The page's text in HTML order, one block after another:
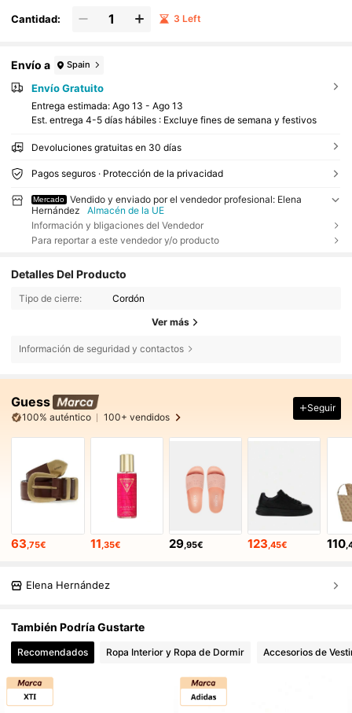
Cantidad: 3 Left
Envío a Spain
Envío Gratuito
Entrega estimada: Ago 13 - Ago 13
Est. entrega 4-5 días hábiles : Excluye fines de semana y festivos
Devoluciones gratuitas en 30 días
Pagos seguros · Protección de la privacidad
Mercado
Vendido y enviado por el vendedor profesional: Elena
Hernández
Almacén de la UE
Información y bligaciones del Vendedor
Para reportar a este vendedor y/o producto
Detalles Del Producto
Tipo de cierre: Cordón
Ver más
Información de seguridad y contactos
Guess
100% auténtico 100+ vendidos
Seguir
63,75€ 11,35€ 29,95€ 123,45€ 110
Elena Hernández
También Podría Gustarte
Recomendados Ropa Interior y Ropa de Dormir Accesorios de